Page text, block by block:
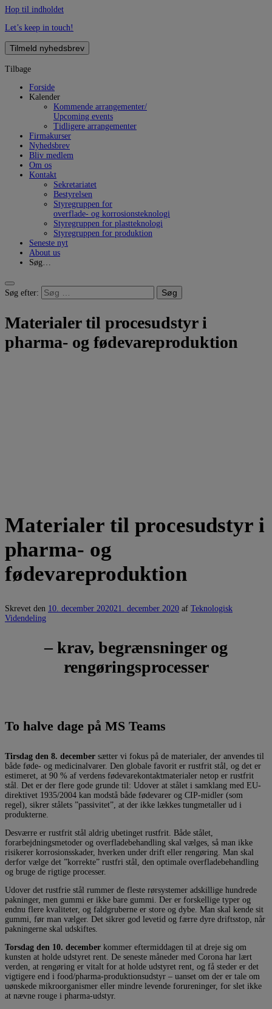
Hop til indholdet
Let’s keep in touch!
Tilmeld nyhedsbrev
Tilbage
Forside
Kalender
Kommende arrangementer/
Upcoming events
Tidligere arrangementer
Firmakurser
Nyhedsbrev
Bliv medlem
Om os
Kontakt
Sekretariatet
Bestyrelsen
Styregruppen for
overflade- og korrosionsteknologi
Styregruppen for plastteknologi
Styregruppen for produktion
Seneste nyt
About us
Søg…
Søg efter:
Materialer til procesudstyr i
pharma- og fødevareproduktion
Materialer til procesudstyr i
pharma- og
fødevareproduktion
Skrevet den 10. december 202021. december 2020 af Teknologisk
Videndeling
– krav, begrænsninger og
rengøringsprocesser
To halve dage på MS Teams
Tirsdag den 8. december sætter vi fokus på de materialer, der anvendes til
både føde- og medicinalvarer. Den globale favorit er rustfrit stål, og det er
estimeret, at 90 % af verdens fødevarekontaktmaterialer netop er rustfrit
stål. Det er der flere gode grunde til: Udover at stålet i samklang med EU-
direktivet 1935/2004 kan modstå både fødevarer og CIP-midler (som
regel), sikrer stålets ”passivitet”, at der ikke lækkes tungmetaller ud i
produkterne.
Desværre er rustfrit stål aldrig ubetinget rustfrit. Både stålet,
forarbejdningsmetoder og overfladebehandling skal vælges, så man ikke
risikerer korrosionsskader, hverken under drift eller rengøring. Man skal
derfor vælge det ”korrekte” rustfri stål, den optimale overfladebehandling
og bruge de rigtige processer.
Udover det rustfrie stål rummer de fleste rørsystemer adskillige hundrede
pakninger, men gummi er ikke bare gummi. Der er forskellige typer og
endnu flere kvaliteter, og faldgruberne er store og dybe. Man skal kende sit
gummi, før man vælger. Det sikrer god levetid og færre dyre driftsstop, når
pakningerne skal udskiftes.
Torsdag den 10. december kommer eftermiddagen til at dreje sig om
kunsten at holde udstyret rent. De seneste måneder med Corona har lært
verden, at rengøring er vitalt for at holde udstyret rent, og få steder er det
vigtigere end i food/pharma-produktionsudstyr – uanset om der er tale om
uønskede mikroorganismer eller mindre levende forureninger, for slet ikke
at nævne rouge i pharma-udstyr.